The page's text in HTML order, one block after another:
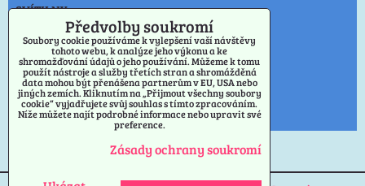
SVÍTILNY
NOŽE
OSTATNÍ
VÝPRODEJ PŘÍVĚSKY
PRAHA
Předvolby soukromí
Soubory cookie používáme k vylepšení vaší návštěvy
tohoto webu, k analýze jeho výkonu a ke
shromažďování údajů o jeho používání. Můžeme k tomu
použít nástroje a služby třetích stran a shromážděná
data mohou být přenášena partnerům v EU, USA nebo
jiných zemích. Kliknutím na „Přijmout všechny soubory
cookie“ vyjadřujete svůj souhlas s tímto zpracováním.
Níže můžete najít podrobné informace nebo upravit své
preference.
Zásady ochrany soukromí